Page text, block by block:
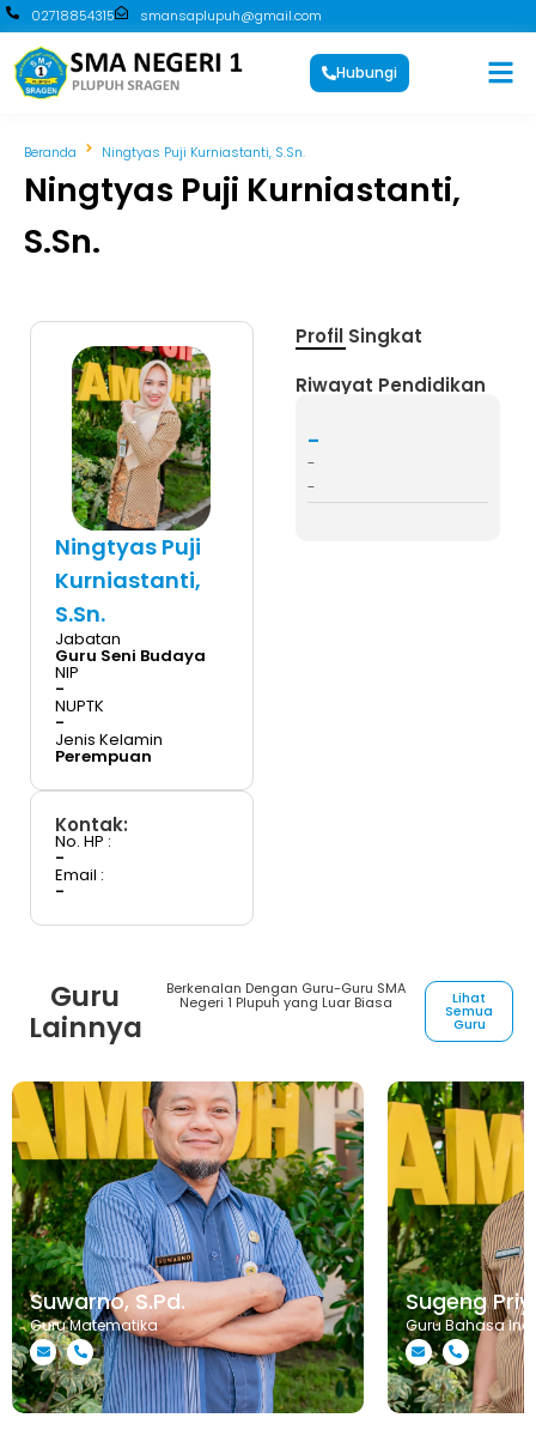
02718854315 smansaplupuh@gmail.com
Hubungi
Beranda Ningtyas Puji Kurniastanti, S.Sn.
Ningtyas Puji Kurniastanti,
S.Sn.
Ningtyas Puji
Kurniastanti,
S.Sn.
Jabatan
Guru Seni Budaya
NIP
-
NUPTK
-
Jenis Kelamin
Perempuan
Kontak:
No. HP :
-
Email :
-
Profil Singkat
Riwayat Pendidikan
-
-
-
Guru
Lainnya
Berkenalan Dengan Guru-Guru SMA
Negeri 1 Plupuh yang Luar Biasa Lihat
Semua
Guru
Suwarno, S.Pd.
Guru Matematika
Sugeng
Guru Bahasa